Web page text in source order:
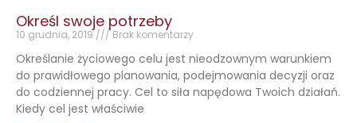
Określ swoje potrzeby
10 grudnia, 2019 Brak komentarzy
Określanie życiowego celu jest nieodzownym warunkiem
do prawidłowego planowania, podejmowania decyzji oraz
do codziennej pracy. Cel to siła napędowa Twoich działań.
Kiedy cel jest właściwie